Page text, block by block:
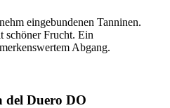
eingebundenen Tanninen.
schöner Frucht. Ein
Abgang.
del Duero DO